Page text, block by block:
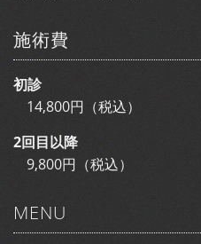
施術費
初診
14,800円（税込）
2回目以降
9,800円（税込）
MENU